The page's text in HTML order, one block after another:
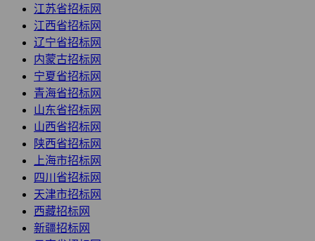
江苏省招标网
江西省招标网
辽宁省招标网
内蒙古招标网
宁夏省招标网
青海省招标网
山东省招标网
山西省招标网
陕西省招标网
上海市招标网
四川省招标网
天津市招标网
西藏招标网
新疆招标网